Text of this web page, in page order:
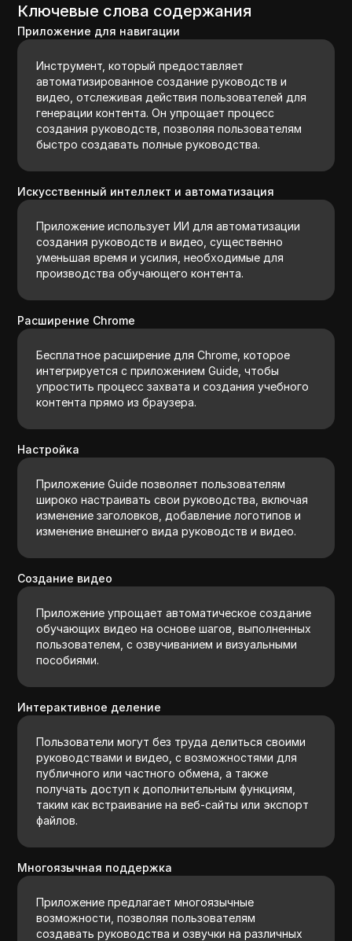
Ключевые слова содержания
Приложение для навигации
Инструмент, который предоставляет
автоматизированное создание руководств и
видео, отслеживая действия пользователей для
генерации контента. Он упрощает процесс
создания руководств, позволяя пользователям
быстро создавать полные руководства.
Искусственный интеллект и автоматизация
Приложение использует ИИ для автоматизации
создания руководств и видео, существенно
уменьшая время и усилия, необходимые для
производства обучающего контента.
Расширение Chrome
Бесплатное расширение для Chrome, которое
интегрируется с приложением Guide, чтобы
упростить процесс захвата и создания учебного
контента прямо из браузера.
Настройка
Приложение Guide позволяет пользователям
широко настраивать свои руководства, включая
изменение заголовков, добавление логотипов и
изменение внешнего вида руководств и видео.
Создание видео
Приложение упрощает автоматическое создание
обучающих видео на основе шагов, выполненных
пользователем, с озвучиванием и визуальными
пособиями.
Интерактивное деление
Пользователи могут без труда делиться своими
руководствами и видео, с возможностями для
публичного или частного обмена, а также
получать доступ к дополнительным функциям,
таким как встраивание на веб-сайты или экспорт
файлов.
Многоязычная поддержка
Приложение предлагает многоязычные
возможности, позволяя пользователям
создавать руководства и озвучки на различных